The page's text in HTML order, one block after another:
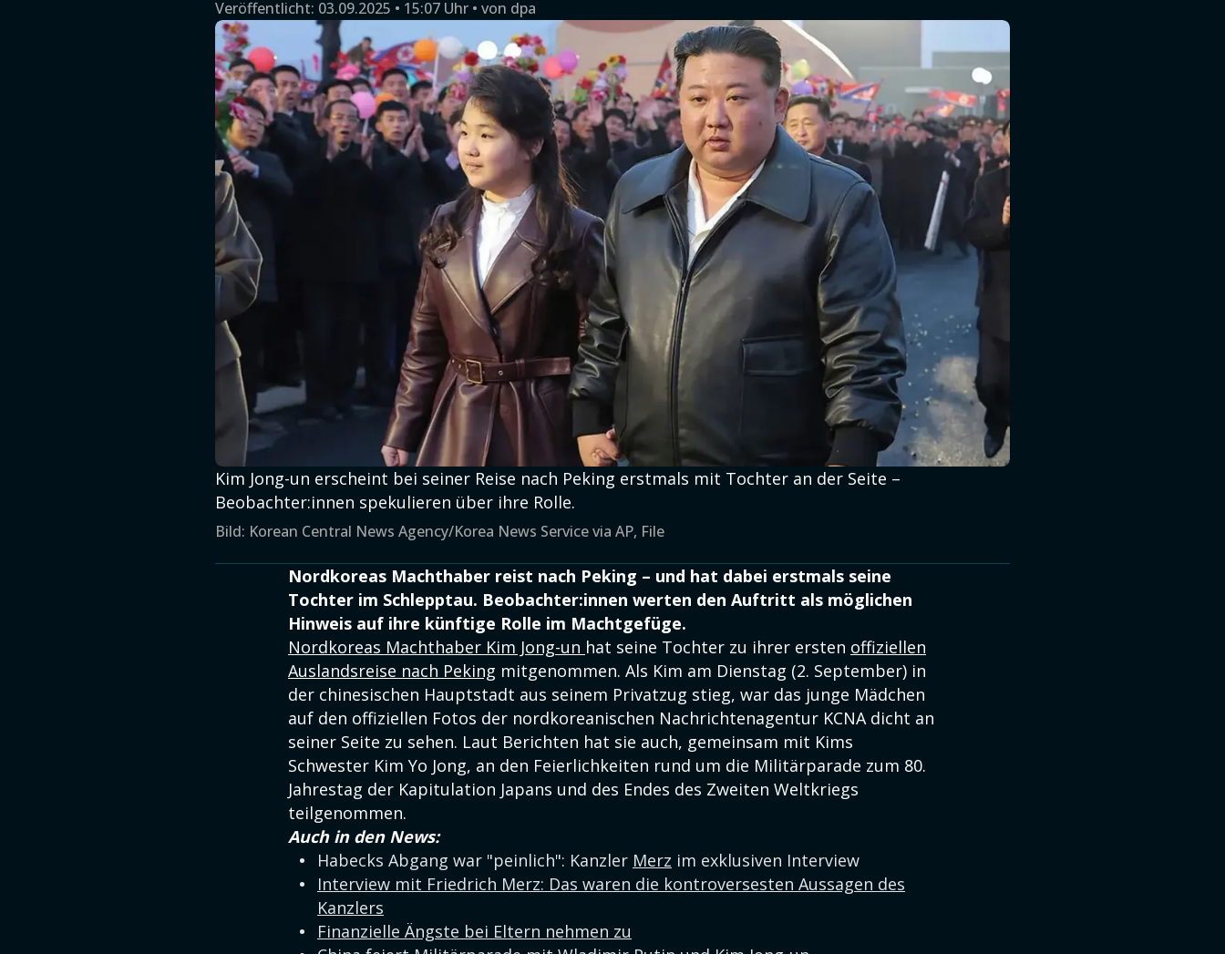
Veröffentlicht: 03.09.2025 • 15:07 Uhr von dpa
Kim Jong-un erscheint bei seiner Reise nach Peking erstmals mit Tochter an der Seite –
Beobachter:innen spekulieren über ihre Rolle.
Bild: Korean Central News Agency/Korea News Service via AP, File
Nordkoreas Machthaber reist nach Peking – und hat dabei erstmals seine
Tochter im Schlepptau. Beobachter:innen werten den Auftritt als möglichen
Hinweis auf ihre künftige Rolle im Machtgefüge.
Nordkoreas Machthaber Kim Jong-un hat seine Tochter zu ihrer ersten offiziellen
Auslandsreise nach Peking mitgenommen. Als Kim am Dienstag (2. September) in
der chinesischen Hauptstadt aus seinem Privatzug stieg, war das junge Mädchen
auf den offiziellen Fotos der nordkoreanischen Nachrichtenagentur KCNA dicht an
seiner Seite zu sehen. Laut Berichten hat sie auch, gemeinsam mit Kims
Schwester Kim Yo Jong, an den Feierlichkeiten rund um die Militärparade zum 80.
Jahrestag der Kapitulation Japans und des Endes des Zweiten Weltkriegs
teilgenommen.
Auch in den News:
Habecks Abgang war "peinlich": Kanzler Merz im exklusiven Interview
Interview mit Friedrich Merz: Das waren die kontroversesten Aussagen des
Kanzlers
Finanzielle Ängste bei Eltern nehmen zu